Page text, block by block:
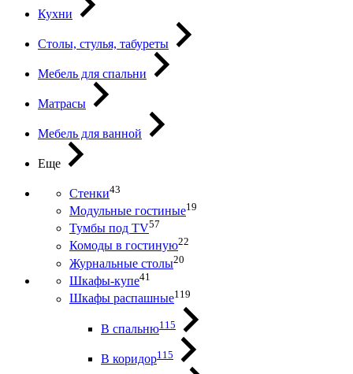
Кухни
Столы, стулья, табуреты
Мебель для спальни
Матрасы
Мебель для ванной
Еще
Стенки43
Модульные гостиные19
Тумбы под ТV57
Комоды в гостиную22
Журнальные столы20
Шкафы-купе41
Шкафы распашные119
В спальню115
В коридор115